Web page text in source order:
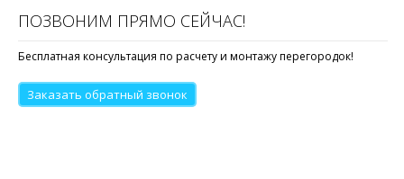
ПОЗВОНИМ ПРЯМО СЕЙЧАС!
Бесплатная консультация по расчету и монтажу перегородок!
Заказать обратный звонок